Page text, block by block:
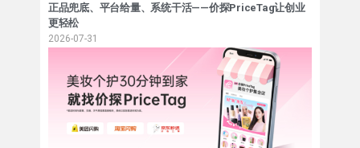
正品兜底、平台给量、系统干活——价探PriceTag让创业
更轻松
2026-07-31